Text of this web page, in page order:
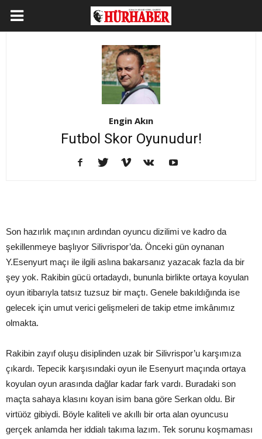
Engin Akın
Futbol Skor Oyunudur!
Son hazırlık maçının ardından oyuncu dizilimi ve kadro da
şekillenmeye başlıyor Silivrispor’da. Önceki gün oynanan
Y.Esenyurt maçı ile ilgili aslına bakarsanız yazacak fazla da bir
şey yok. Rakibin gücü ortadaydı, bununla birlikte ortaya koyulan
oyun itibarıyla tatsız tuzsuz bir maçtı. Genele bakıldığında ise
gelecek için umut verici gelişmeleri de takip etme imkânımız
olmakta.
Rakibin zayıf oluşu disiplinden uzak bir Silivrispor’u karşımıza
çıkardı. Tepecik karşısındaki oyun ile Esenyurt maçında ortaya
koyulan oyun arasında dağlar kadar fark vardı. Buradaki son
maçta sahaya klasını koyan isim bana göre Serkan oldu. Bir
virtüöz gibiydi. Böyle kaliteli ve akıllı bir orta alan oyuncusu
gerçek anlamda her iddialı takıma lazım. Tek sorunu koşmaması